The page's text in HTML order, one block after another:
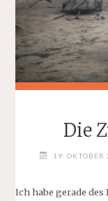
Die
19. OKTOBER
Ich habe gerade